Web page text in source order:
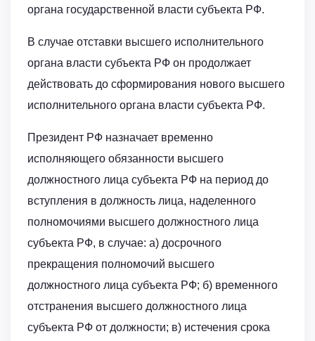
органа государственной власти субъекта РФ.
В случае отставки высшего исполнительного
органа власти субъекта РФ он продолжает
действовать до сформирования нового высшего
исполнительного органа власти субъекта РФ.
Президент РФ назначает временно
исполняющего обязанности высшего
должностного лица субъекта РФ на период до
вступления в должность лица, наделенного
полномочиями высшего должностного лица
субъекта РФ, в случае: а) досрочного
прекращения полномочий высшего
должностного лица субъекта РФ; б) временного
отстранения высшего должностного лица
субъекта РФ от должности; в) истечения срока